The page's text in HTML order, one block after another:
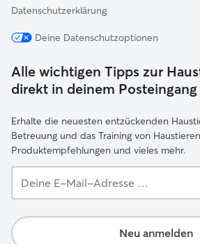
Datenschutzerklärung
Deine Datenschutzoptionen
Alle wichtigen Tipps zur
direkt in deinem Posteingang
Erhalte die neuesten entzückenden
Betreuung und das Training von
Produktempfehlungen und vieles mehr.
E-
Adresse …
Neu anmelden